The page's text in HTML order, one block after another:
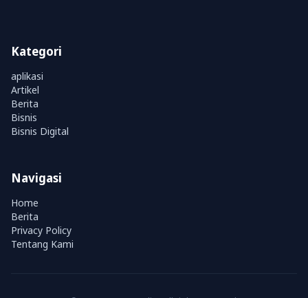
Kategori
aplikasi
Artikel
Berita
Bisnis
Bisnis Digital
Navigasi
Home
Berita
Privacy Policy
Tentang Kami